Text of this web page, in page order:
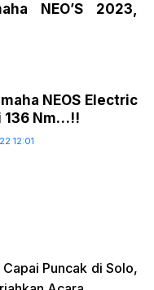
NEO’S 2023,
NEOS Electric
136 Nm…!!
12:01
Puncak di Solo,